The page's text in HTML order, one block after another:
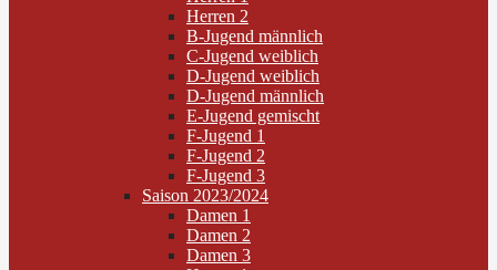
Herren 2
B-Jugend männlich
C-Jugend weiblich
D-Jugend weiblich
D-Jugend männlich
E-Jugend gemischt
F-Jugend 1
F-Jugend 2
F-Jugend 3
Saison 2023/2024
Damen 1
Damen 2
Damen 3